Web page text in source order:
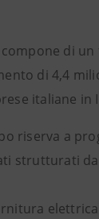
di
di 4,4
italiane in
riserva a
strutturati